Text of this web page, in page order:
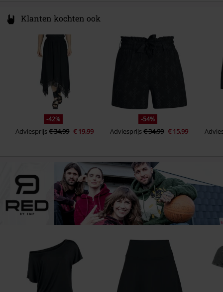
Klanten kochten ook
-42%
Adviesprijs€ 34,99 € 19,99
-54%
Adviesprijs€ 34,99 € 15,99